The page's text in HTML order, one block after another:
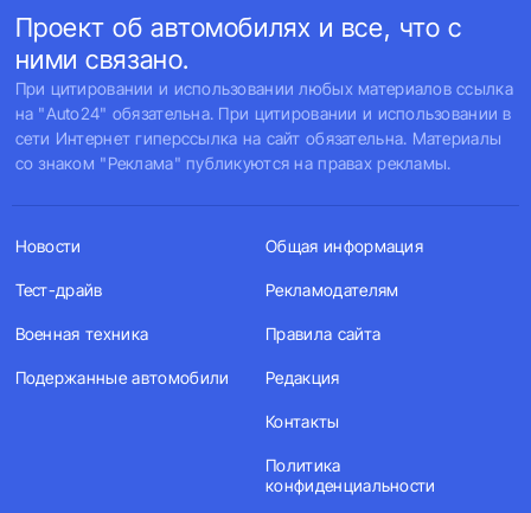
Проект об автомобилях и все, что с
ними связано.
При цитировании и использовании любых материалов ссылка
на "Auto24" обязательна. При цитировании и использовании в
сети Интернет гиперссылка на сайт обязательна. Материалы
со знаком "Реклама" публикуются на правах рекламы.
Новости
Тест-драйв
Военная техника
Подержанные автомобили
Общая информация
Рекламодателям
Правила сайта
Редакция
Контакты
Политика
конфиденциальности